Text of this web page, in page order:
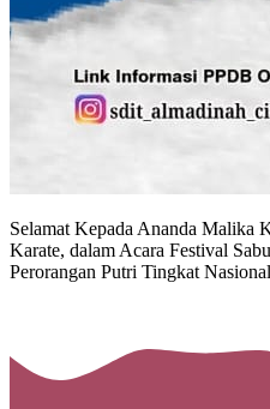
Selamat Kepada Ananda Malika
Karate, dalam Acara Festival
Perorangan Putri Tingkat